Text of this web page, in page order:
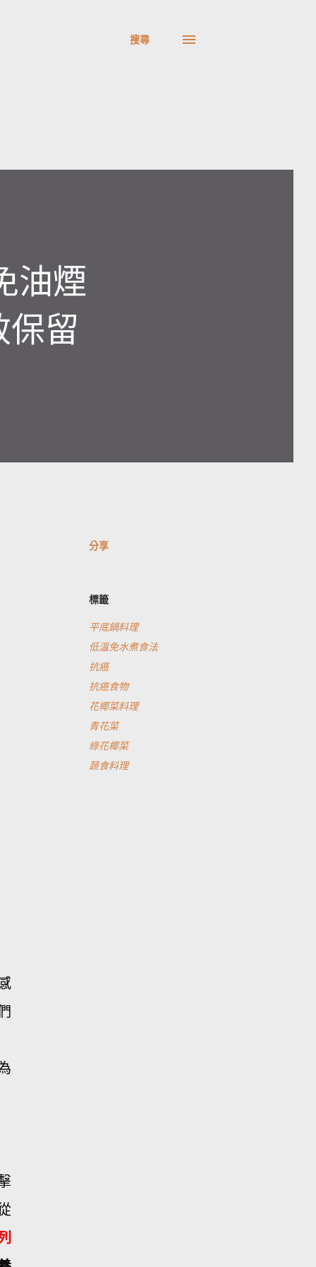
搜尋
油煙
留
分享
標籤
平底鍋料理
低溫免水煮食法
抗癌
抗癌食物
花椰菜料理
青花菜
綠花椰菜
蔬食料理